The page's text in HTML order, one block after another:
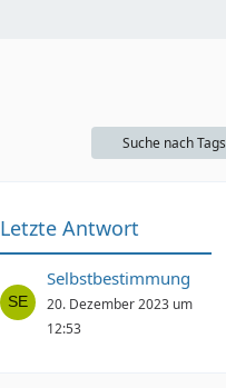
Suche nach Tags
Letzte Antwort
Selbstbestimmung
20. Dezember 2023 um
12:53